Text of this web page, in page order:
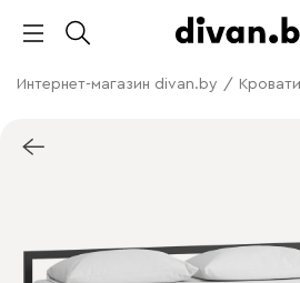
Интернет-магазин divan.by /